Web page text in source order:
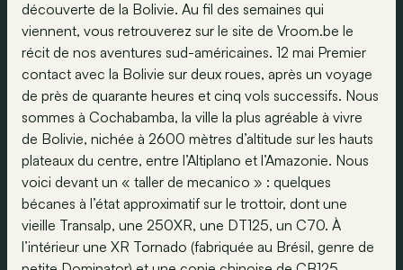
découverte de la Bolivie. Au fil des semaines qui
viennent, vous retrouverez sur le site de Vroom.be le
récit de nos aventures sud-américaines. 12 mai Premier
contact avec la Bolivie sur deux roues, après un voyage
de près de quarante heures et cinq vols successifs. Nous
sommes à Cochabamba, la ville la plus agréable à vivre
de Bolivie, nichée à 2600 mètres d’altitude sur les hauts
plateaux du centre, entre l’Altiplano et l’Amazonie. Nous
voici devant un « taller de mecanico » : quelques
bécanes à l’état approximatif sur le trottoir, dont une
vieille Transalp, une 250XR, une DT125, un C70. À
l’intérieur une XR Tornado (fabriquée au Brésil, genre de